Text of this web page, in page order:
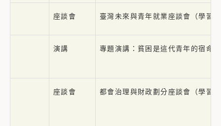
座談會 臺灣未來與青年就業座談會（學習
演講 專題演講：貧困是這代青年的宿命
座談會 都會治理與財政劃分座談會（學習